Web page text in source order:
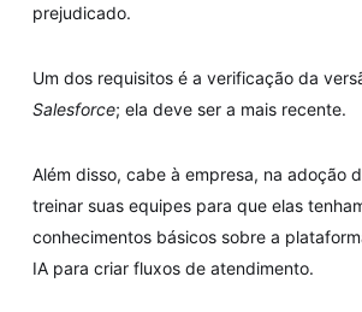
prejudicado.
Um dos requisitos é a verificação da
Salesforce; ela deve ser a mais recente.
Além disso, cabe à empresa, na adoção
treinar suas equipes para que elas
conhecimentos básicos sobre a
IA para criar fluxos de atendimento.